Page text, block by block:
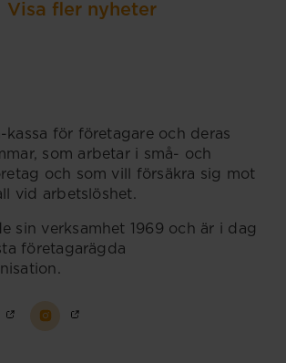
Visa fler nyheter
kassa för företagare och deras
som arbetar i små- och
och som vill försäkra sig mot
vid arbetslöshet.
sin verksamhet 1969 och är i dag
företagarägda